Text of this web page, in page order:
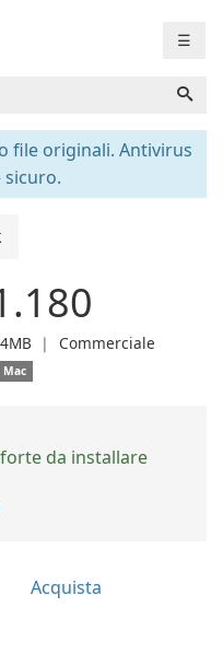
☰
file originali. Antivirus
❘ Commerciale
Mac
da installare
Acquista